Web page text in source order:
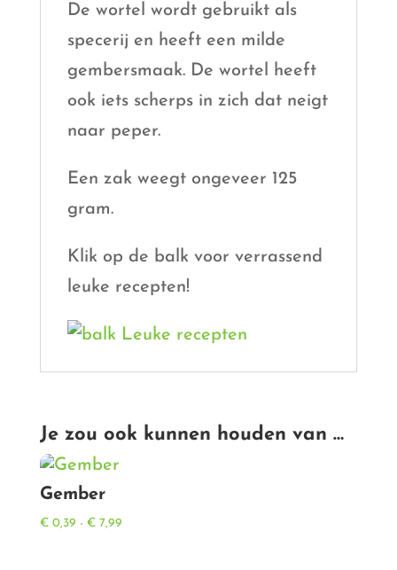
De wortel wordt gebruikt als
specerij en heeft een milde
gembersmaak. De wortel heeft
ook iets scherps in zich dat neigt
naar peper.
Een zak weegt ongeveer 125
gram.
Klik op de balk voor verrassend
leuke recepten!
Je zou ook kunnen houden van …
Gember
€0,39 - €7,99Prijsklasse: